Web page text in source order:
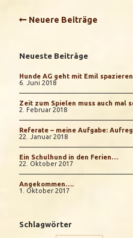
Neuere Beiträge
Neueste Beiträge
Hunde AG geht mit Emil spazieren
6. Juni 2018
Zeit zum Spielen muss auch mal
2. Februar 2018
Referate – meine Aufgabe:
22. Januar 2018
Ein Schulhund in den Ferien…
22. Oktober 2017
Angekommen….
1. Oktober 2017
Schlagwörter